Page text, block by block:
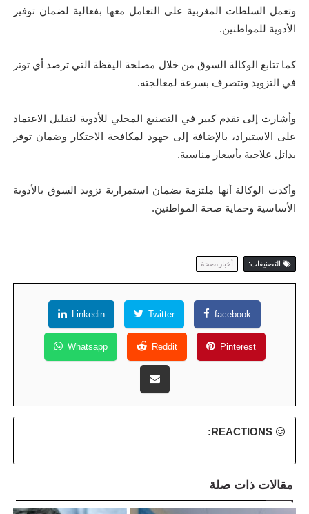
وتعمل السلطات المغربية على التعامل معها بفعالية لضمان توفير
الأدوية للمواطنين.
كما تتابع الوكالة السوق من خلال مصلحة اليقظة التي ترصد أي توتر
في التزويد وتتصرف بسرعة لمعالجته.
وأشارت إلى تقدم كبير في التصنيع المحلي للأدوية لتقليل الاعتماد
على الاستيراد، بالإضافة إلى جهود لمكافحة الاحتكار وضمان توفر
بدائل علاجية بأسعار مناسبة.
وأكدت الوكالة أنها ملتزمة بضمان استمرارية تزويد السوق بالأدوية
الأساسية وحماية صحة المواطنين.
التصنيفات: أخبار،صحة
facebook
Twitter
Linkedin
Pinterest
Reddit
Whatsapp
REACTIONS:
مقالات ذات صلة